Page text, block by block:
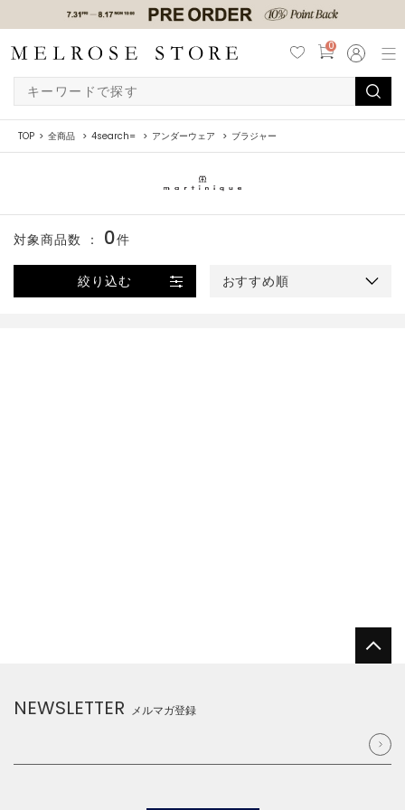
0
TOP 全商品 4search= アンダーウェア ブラジャー
絞り込む おすすめ順
対象商品数 ： 0件
NEWSLETTER メルマガ登録